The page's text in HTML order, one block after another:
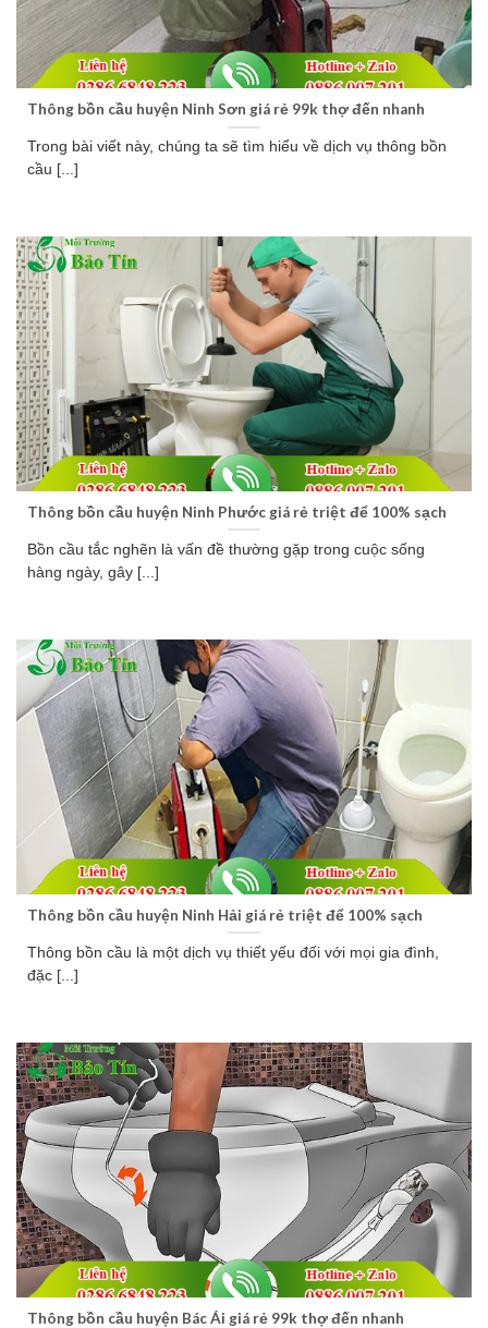
Thông bồn cầu huyện Ninh Sơn giá rẻ 99k thợ đến nhanh
Trong bài viết này, chúng ta sẽ tìm hiểu về dịch vụ thông bồn
cầu [...]
Thông bồn cầu huyện Ninh Phước giá rẻ triệt để 100% sạch
Bồn cầu tắc nghẽn là vấn đề thường gặp trong cuộc sống
hàng ngày, gây [...]
Thông bồn cầu huyện Ninh Hải giá rẻ triệt để 100% sạch
Thông bồn cầu là một dịch vụ thiết yếu đối với mọi gia đình,
đặc [...]
Thông bồn cầu huyện Bác Ái giá rẻ 99k thợ đến nhanh